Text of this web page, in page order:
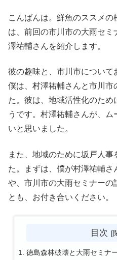
こんばんは。鮮魚のススメの
は、前回の市川市の大雨セ
澤祐輔さんを紹介します。
彼の趣味と、市川市について
僕は、村澤祐輔さんと市川市
た。彼は、地域活性化のた
うです。村澤祐輔さんが、
いと思いました。
また、地域のために坂戸人
た。まずは、僕が村澤祐輔さ
や、市川市の大雨セミナー
とも、お付き合いください。
目次
徳島森林破壊と大雨セミナ